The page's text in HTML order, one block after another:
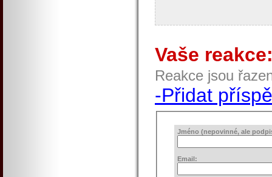
Vaše
Reakce jsou
-Přidat
Jméno (nepovinné, ale
Email: